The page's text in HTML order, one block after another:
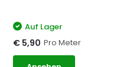
Auf Lager
€ 5,90 Pro Meter